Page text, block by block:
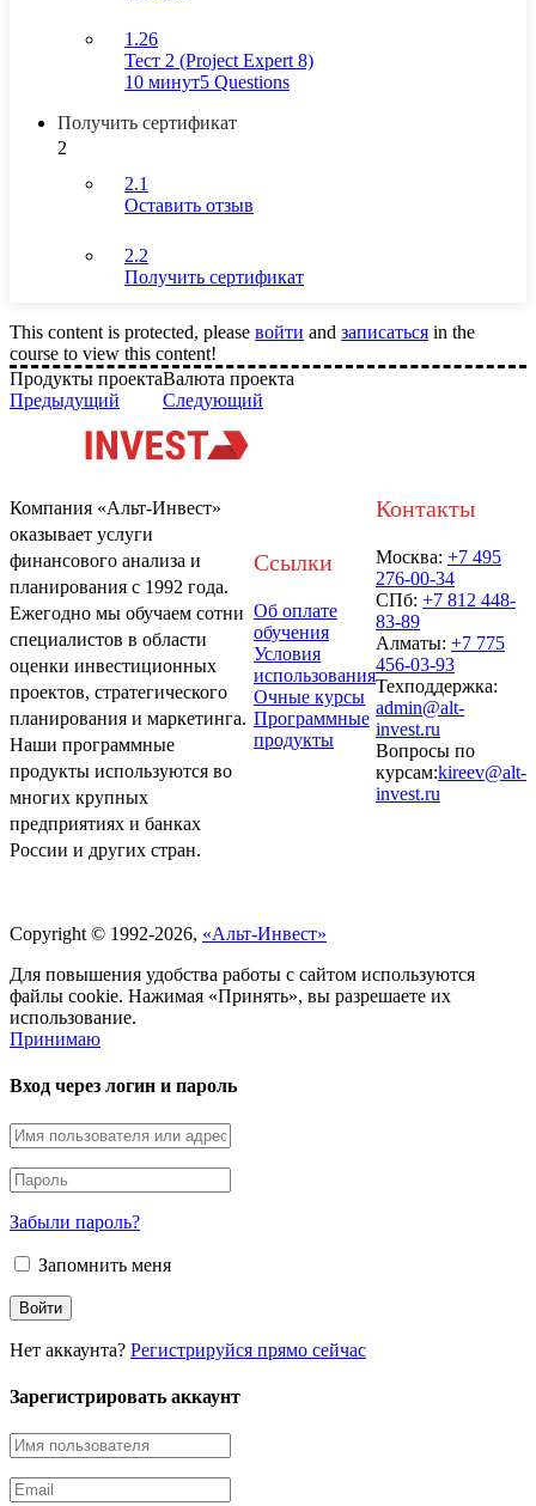
1.26
Тест 2 (Project Expert 8)
10 минут5 Questions
Получить сертификат
2
2.1
Оставить отзыв
2.2
Получить сертификат
This content is protected, please войти and записаться in the
course to view this content!
Продукты проекта
Предыдущий
Валюта проекта
Следующий
Компания «Альт-Инвест»
оказывает услуги
финансового анализа и
планирования с 1992 года.
Ежегодно мы обучаем сотни
специалистов в области
оценки инвестиционных
проектов, стратегического
планирования и маркетинга.
Наши программные
продукты используются во
многих крупных
предприятиях и банках
России и других стран.
Ссылки
Об оплате
обучения
Условия
использования
Очные курсы
Программные
продукты
Контакты
Москва: +7 495
276-00-34
СПб: +7 812 448-
83-89
Алматы: +7 775
456-03-93
Техподдержка:
admin@alt-
invest.ru
Вопросы по
курсам:kireev@alt-
invest.ru
Copyright © 1992-2026, «Альт-Инвест»
Для повышения удобства работы с сайтом используются
файлы cookie. Нажимая «Принять», вы разрешаете их
использование.
Принимаю
Вход через логин и пароль
Забыли пароль?
Запомнить меня
Нет аккаунта? Регистрируйся прямо сейчас
Зарегистрировать аккаунт